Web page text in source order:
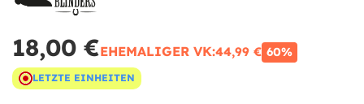
18,00 €EHEMALIGER VK:44,99 € 60%
LETZTE EINHEITEN